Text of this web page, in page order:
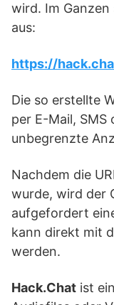
wird. Im
aus:
https://
Die so erstellte
per E-Mail, SMS
unbegrenzte
Nachdem die
wurde, wird der
aufgefordert
kann direkt mit
werden.
Hack.Chat ist